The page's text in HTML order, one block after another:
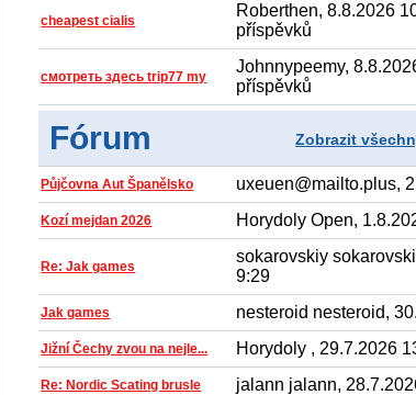
cheapest cialis
Roberthen, 8.8.2026
příspěvků
смотреть здесь trip77 my
Johnnypeemy,
příspěvků
Fórum Zobrazit
Půjčovna Aut Španělsko uxeuen@mailto.plus,
Kozí mejdan 2026 Horydoly Open,
Re: Jak games
sokarovskiy
9:29
Jak games nesteroid nesteroid,
Jižní Čechy zvou na nejle... Horydoly , 29.7.2026
Re: Nordic Scating brusle jalann jalann,